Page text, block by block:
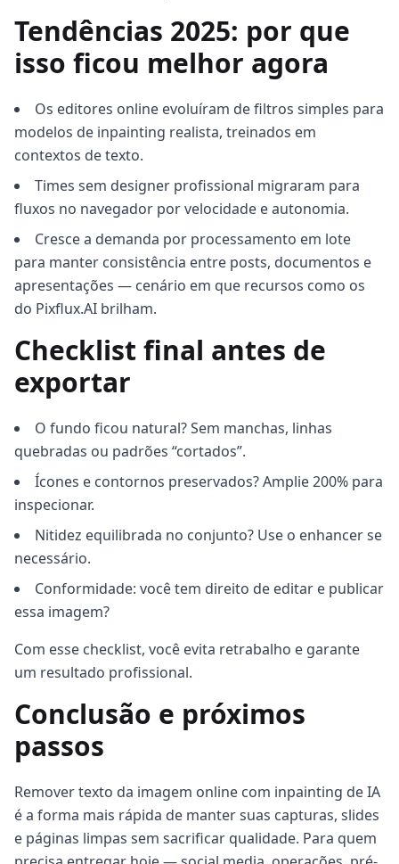
Tendências 2025: por que
isso ficou melhor agora
Os editores online evoluíram de filtros simples para
modelos de inpainting realista, treinados em
contextos de texto.
Times sem designer profissional migraram para
fluxos no navegador por velocidade e autonomia.
Cresce a demanda por processamento em lote
para manter consistência entre posts, documentos e
apresentações — cenário em que recursos como os
do Pixflux.AI brilham.
Checklist final antes de
exportar
O fundo ficou natural? Sem manchas, linhas
quebradas ou padrões “cortados”.
Ícones e contornos preservados? Amplie 200% para
inspecionar.
Nitidez equilibrada no conjunto? Use o enhancer se
necessário.
Conformidade: você tem direito de editar e publicar
essa imagem?
Com esse checklist, você evita retrabalho e garante
um resultado profissional.
Conclusão e próximos
passos
Remover texto da imagem online com inpainting de IA
é a forma mais rápida de manter suas capturas, slides
e páginas limpas sem sacrificar qualidade. Para quem